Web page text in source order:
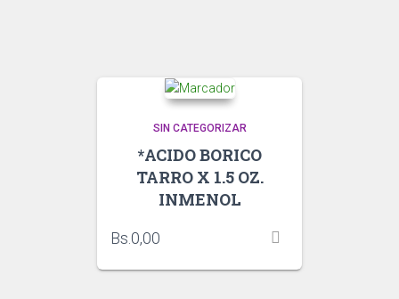
SIN CATEGORIZAR
*ACIDO BORICO
TARRO X 1.5 OZ.
INMENOL
Bs.0,00